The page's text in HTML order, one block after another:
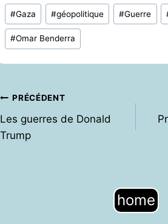
Étiquettes
de
la
#Gaza #géopolitique #Guerre
#Omar Benderra
Navigation
de
l’article
PRÉCÉDENT
Les guerres de Donald
Trump
home